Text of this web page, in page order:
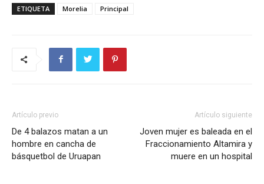
ETIQUETA Morelia Principal
Artículo previo
De 4 balazos matan a un
hombre en cancha de
básquetbol de Uruapan
Artículo siguiente
Joven mujer es baleada en el
Fraccionamiento Altamira y
muere en un hospital